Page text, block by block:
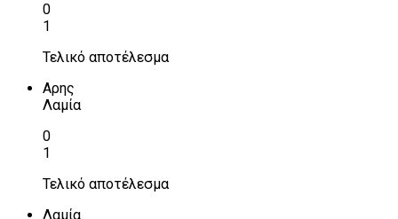
0
1
Τελικό αποτέλεσμα
Αρης
Λαμία
0
1
Τελικό αποτέλεσμα
Λαμία